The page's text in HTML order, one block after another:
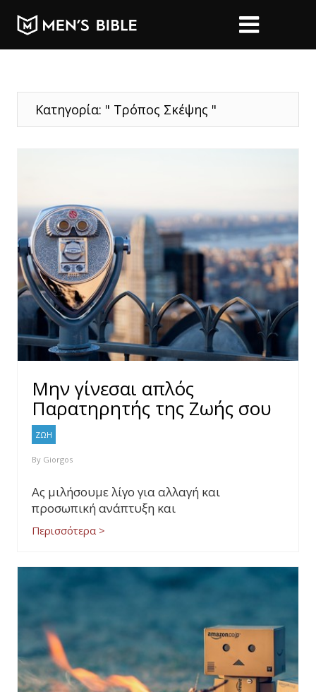
Κατηγορία: " Τρόπος Σκέψης "
Μην γίνεσαι απλός
Παρατηρητής της Ζωής σου
ΖΩΗ
By Giorgos
Ας μιλήσουμε λίγο για αλλαγή και
προσωπική ανάπτυξη και
Περισσότερα >